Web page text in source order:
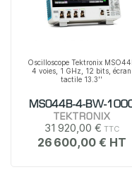
Oscilloscope Tektronix
4 voies, 1 GHz, 12 bits, écran
tactile 13.3''
MSO44B-4-BW-
TEKTRONIX
31 920,00 €
26 600,00 €